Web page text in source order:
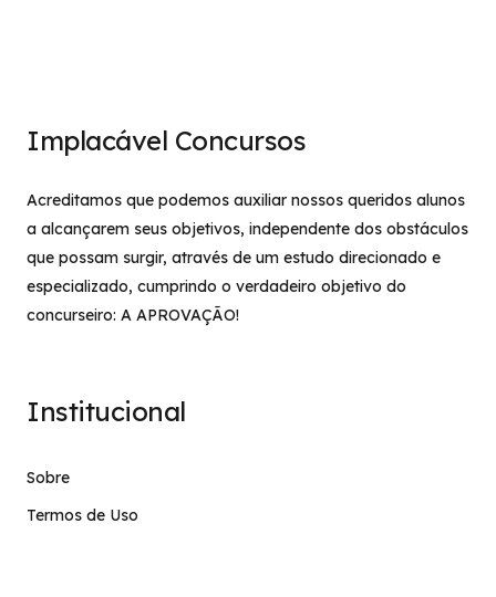
Implacável Concursos
Acreditamos que podemos auxiliar nossos queridos alunos
a alcançarem seus objetivos, independente dos obstáculos
que possam surgir, através de um estudo direcionado e
especializado, cumprindo o verdadeiro objetivo do
concurseiro: A APROVAÇÃO!
Institucional
Sobre
Termos de Uso